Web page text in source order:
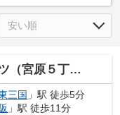
宮原５丁目）
三国 」駅 徒歩5分
」駅 徒歩11分